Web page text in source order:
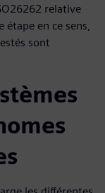
relative
en ce sens,
sont